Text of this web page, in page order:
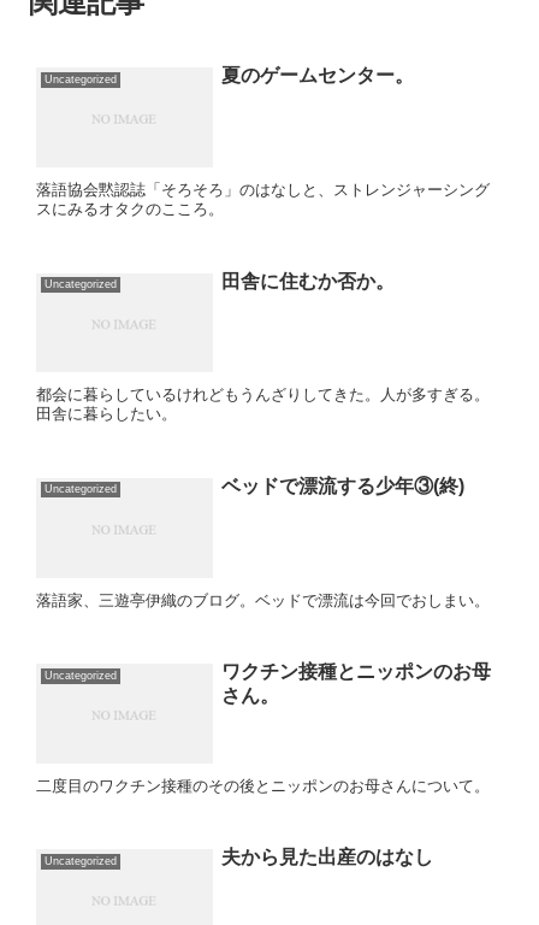
Uncategorized 夏のゲームセンター。
落語協会黙認誌「そろそろ」のはなしと、ストレンジャーシング
スにみるオタクのこころ。
Uncategorized 田舎に住むか否か。
都会に暮らしているけれどもうんざりしてきた。人が多すぎる。
田舎に暮らしたい。
Uncategorized ベッドで漂流する少年③(終)
落語家、三遊亭伊織のブログ。ベッドで漂流は今回でおしまい。
Uncategorized
ワクチン接種とニッポンのお母
さん。
二度目のワクチン接種のその後とニッポンのお母さんについて。
Uncategorized 夫から見た出産のはなし